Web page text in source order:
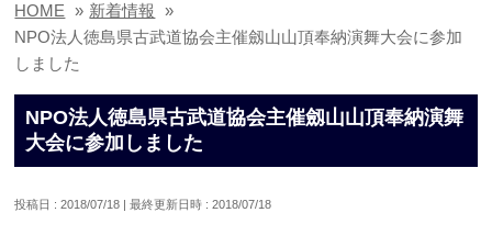
HOME » 新着情報 »
NPO法人徳島県古武道協会主催劔山山頂奉納演舞大会に参加
しました
NPO法人徳島県古武道協会主催劔山山頂奉納演舞
大会に参加しました
投稿日 : 2018/07/18 最終更新日時 : 2018/07/18